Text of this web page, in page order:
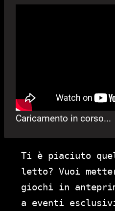
Caricamento in corso...
Ti è piaciuto
letto? Vuoi
giochi in
a eventi